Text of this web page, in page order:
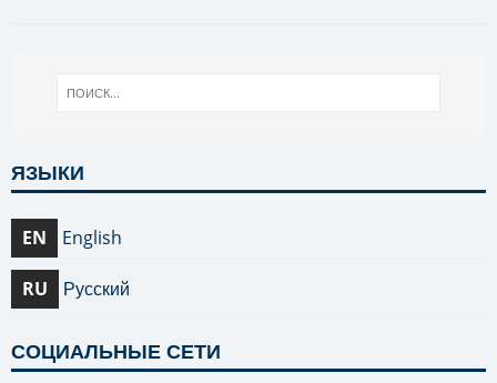
ЯЗЫКИ
EN English
RU Русский
СОЦИАЛЬНЫЕ СЕТИ